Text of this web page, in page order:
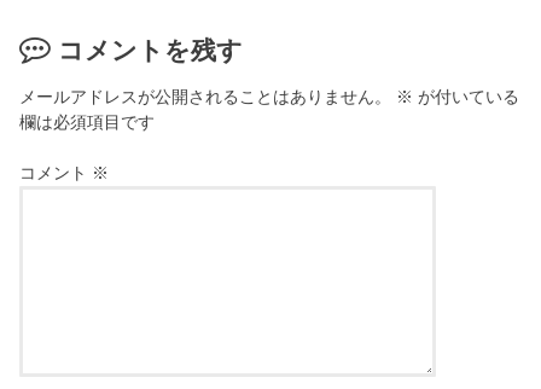
コメントを残す
メールアドレスが公開されることはありません。 ※ が付いている
欄は必須項目です
コメント ※